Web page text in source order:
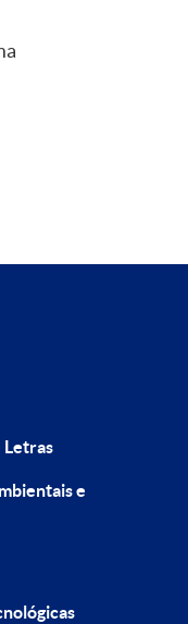
Letras
e